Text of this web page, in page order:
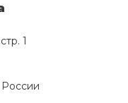
1